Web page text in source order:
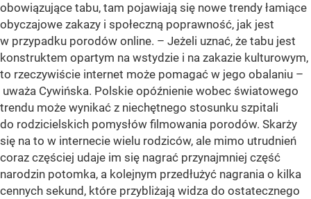
obowiązujące tabu, tam pojawiają się nowe trendy łamiące
obyczajowe zakazy i społeczną poprawność, jak jest
w przypadku porodów online. – Jeżeli uznać, że tabu jest
konstruktem opartym na wstydzie i na zakazie kulturowym,
to rzeczywiście internet może pomagać w jego obalaniu –
uważa Cywińska. Polskie opóźnienie wobec światowego
trendu może wynikać z niechętnego stosunku szpitali
do rodzicielskich pomysłów filmowania porodów. Skarży
się na to w internecie wielu rodziców, ale mimo utrudnień
coraz częściej udaje im się nagrać przynajmniej część
narodzin potomka, a kolejnym przedłużyć nagrania o kilka
cennych sekund, które przybliżają widza do ostatecznego